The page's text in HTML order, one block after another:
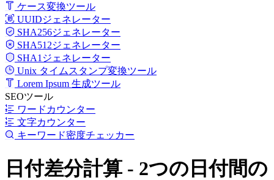
ケース変換ツール
UUIDジェネレーター
SHA256ジェネレーター
SHA512ジェネレーター
SHA1ジェネレーター
Unix タイムスタンプ変換ツール
Lorem Ipsum 生成ツール
SEOツール
ワードカウンター
文字カウンター
キーワード密度チェッカー
日付差分計算 - 2つの日付間の